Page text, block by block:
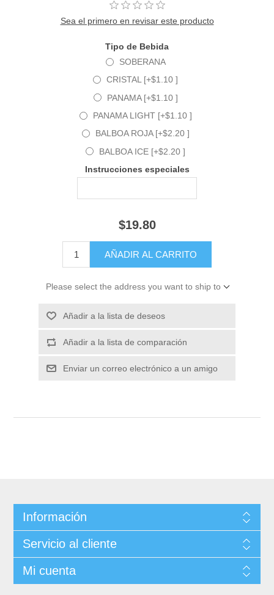
Sea el primero en revisar este producto
Tipo de Bebida
SOBERANA
CRISTAL [+$1.10 ]
PANAMA [+$1.10 ]
PANAMA LIGHT [+$1.10 ]
BALBOA ROJA [+$2.20 ]
BALBOA ICE [+$2.20 ]
Instrucciones especiales
$19.80
Please select the address you want to ship to
Información
Servicio al cliente
Mi cuenta